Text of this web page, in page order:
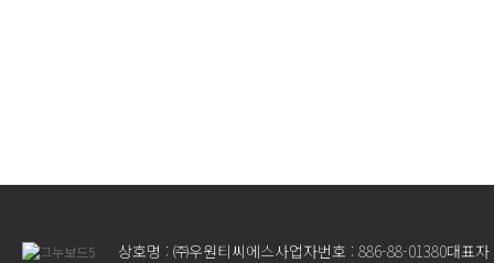
상호명 : ㈜우원티씨에스사업자번호 : 886-88-01380대표